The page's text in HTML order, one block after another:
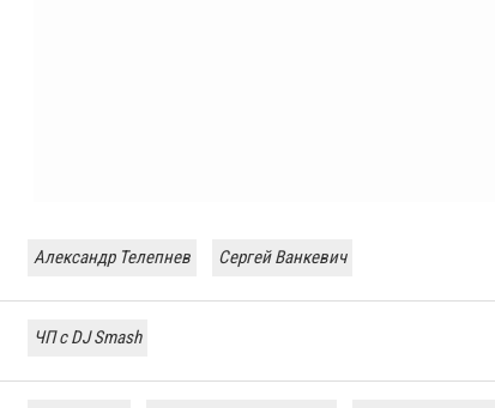
Александр Телепнев ​Сергей Ванкевич
ЧП с DJ Smash